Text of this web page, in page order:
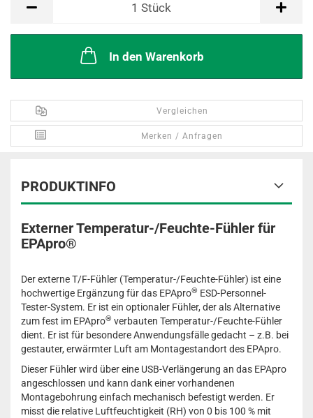
1 Stück
In den Warenkorb
Vergleichen
Merken / Anfragen
PRODUKTINFO
Externer Temperatur-/Feuchte-Fühler für
EPApro®
Der externe T/F-Fühler (Temperatur-/Feuchte-Fühler) ist eine
hochwertige Ergänzung für das EPApro® ESD-Personnel-
Tester-System. Er ist ein optionaler Fühler, der als Alternative
zum fest im EPApro® verbauten Temperatur-/Feuchte-Fühler
dient. Er ist für besondere Anwendungsfälle gedacht – z.B. bei
gestauter, erwärmter Luft am Montagestandort des EPApro.
Dieser Fühler wird über eine USB-Verlängerung an das EPApro
angeschlossen und kann dank einer vorhandenen
Montagebohrung einfach mechanisch befestigt werden. Er
misst die relative Luftfeuchtigkeit (RH) von 0 bis 100 % mit